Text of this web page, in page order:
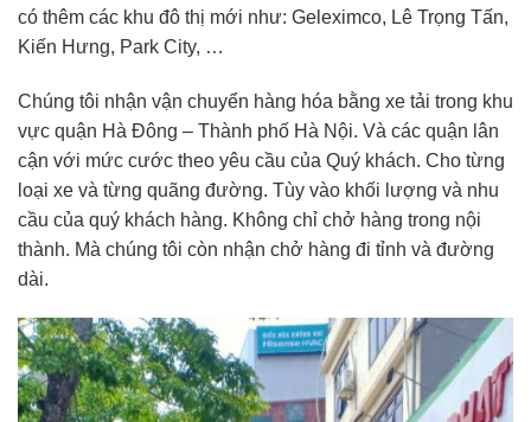
có thêm các khu đô thị mới như: Geleximco, Lê Trọng Tấn,
Kiến Hưng, Park City, …
Chúng tôi nhận vận chuyển hàng hóa bằng xe tải trong khu
vực quận Hà Đông – Thành phố Hà Nội. Và các quận lân
cận với mức cước theo yêu cầu của Quý khách. Cho từng
loại xe và từng quãng đường. Tùy vào khối lượng và nhu
cầu của quý khách hàng. Không chỉ chở hàng trong nội
thành. Mà chúng tôi còn nhận chở hàng đi tỉnh và đường
dài.